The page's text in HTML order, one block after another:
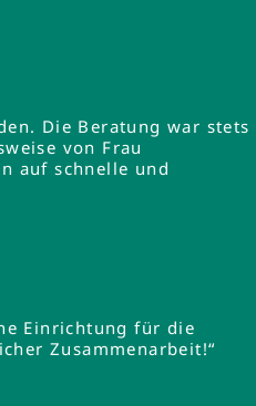
Die Beratung war stets
von Frau
auf schnelle und
Einrichtung für die
Zusammenarbeit!“